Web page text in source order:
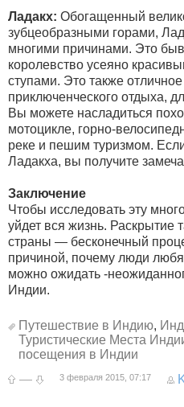
Ладакх: Обогащенный
зубцеобразными горами,
многими причинами. Это
королевство усеяно
ступами. Это также
приключенческого отдыха,
Вы можете насладиться
мотоцикле, горно-
реке и пешим туризмом.
Ладакха, вы получите
Заключение
Чтобы исследовать эту
уйдет вся жизнь. Раскрытие
страны — бесконечный
причиной, почему люди
можно ожидать -
Индии.
Путешествие в Индию,
Туристические Места
посещения в Индии
—
3 февраля 2015, 07:17